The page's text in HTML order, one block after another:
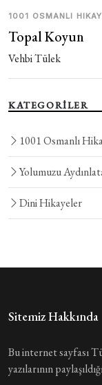
1001 OSMANLI
Topal Koyun
Vehbi Tülek
KATEGORİLER
1001 Osmanlı
Yolumuzu
Dini Hikayeler
Sitemiz Hakkında
Bu internet sayfası
yazılarının